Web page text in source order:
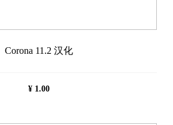
Corona 11.2 汉化
¥1.00